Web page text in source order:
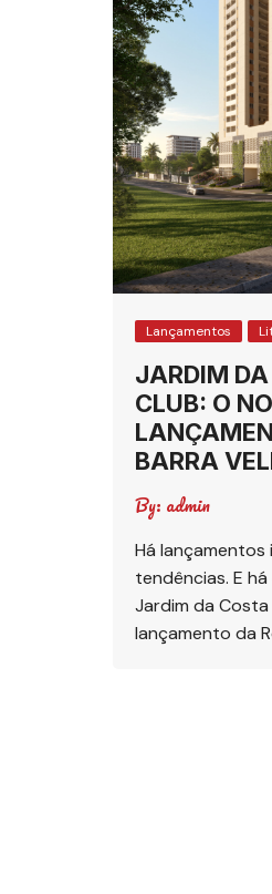
Lançamentos
JARDIM
CLUB: O
BARRA
By: admin
Há lançamentos
tendências. E
Jardim da
lançamento da